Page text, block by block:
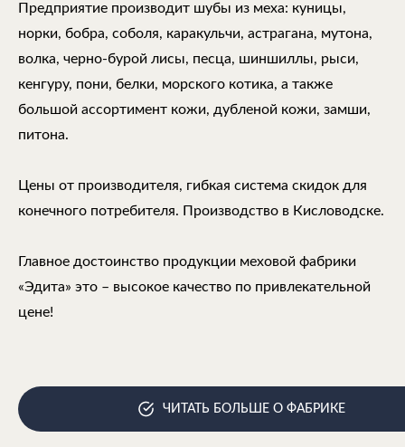
Предприятие производит шубы из меха: куницы,
норки, бобра, соболя, каракульчи, астрагана, мутона,
волка, черно-бурой лисы, песца, шиншиллы, рыси,
кенгуру, пони, белки, морского котика, а также
большой ассортимент кожи, дубленой кожи, замши,
питона.
Цены от производителя, гибкая система скидок для
конечного потребителя. Производство в Кисловодске.
Главное достоинство продукции меховой фабрики
«Эдита» это – высокое качество по привлекательной
цене!
ЧИТАТЬ БОЛЬШЕ О ФАБРИКЕ